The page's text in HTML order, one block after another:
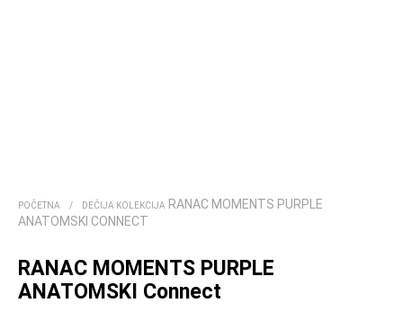
POČETNA / DEČIJA KOLEKCIJA RANAC MOMENTS PURPLE
ANATOMSKI CONNECT
RANAC MOMENTS PURPLE
ANATOMSKI Connect